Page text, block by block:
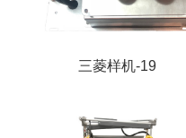
三菱样机-19